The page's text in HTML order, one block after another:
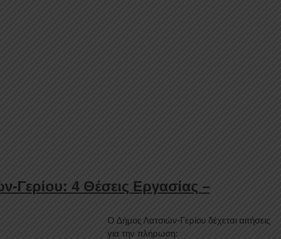
Γερίου: 4 Θέσεις Εργασίας –
Ο Δήμος Λατσιών-Γερίου δέχεται αιτήσεις
για την πλήρωση: